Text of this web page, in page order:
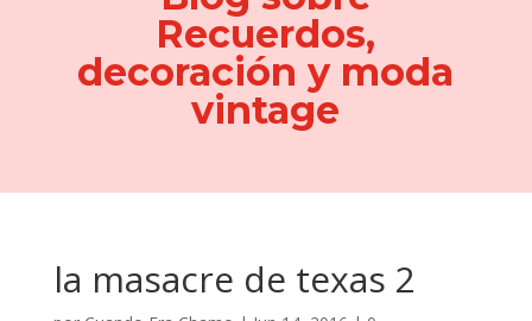
Recuerdos,
decoración y moda
vintage
la masacre de texas 2